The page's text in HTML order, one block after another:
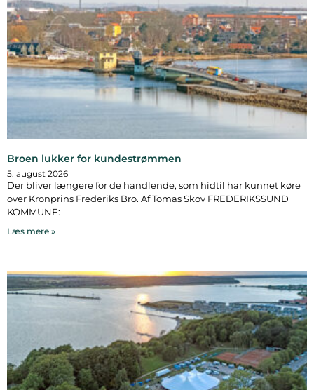
Broen lukker for kundestrømmen
5. august 2026
Der bliver længere for de handlende, som hidtil har kunnet køre
over Kronprins Frederiks Bro. Af Tomas Skov FREDERIKSSUND
KOMMUNE:
Læs mere »